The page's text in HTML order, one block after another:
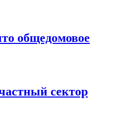
общедомовое
сектор